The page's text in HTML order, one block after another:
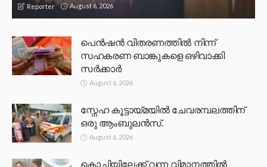
Reporter August 6, 2026
പെൻഷൻ വിതരണത്തിൽ നിന്ന്
സഹകരണ ബാങ്കുകളെ ഒഴിവാക്കി
സർക്കാർ
August 6, 2026
സ്നേഹ കൂട്ടായ്മയിൽ ചേവരമ്പലത്തിന്
ഒരു ആംബുലൻസ്.
August 6, 2026
കൊച്ചിയിലേക്ക് വന്ന വിമാനത്തിൽ